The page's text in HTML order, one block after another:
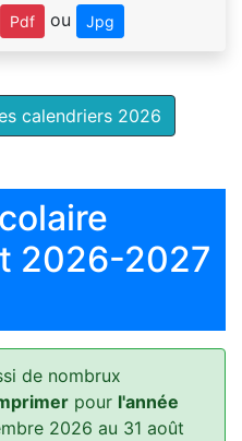
Pdf ou Jpg
calendriers 2026
2026-2027
de nombrux
pour l'année
2026 au 31 août